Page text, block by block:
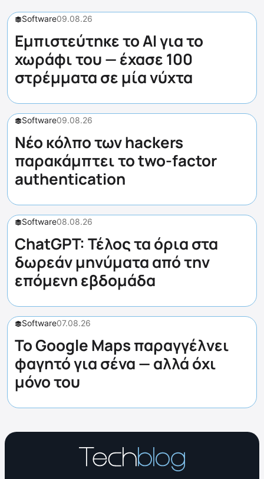
Software09.08.26
Εμπιστεύτηκε το AI για το
χωράφι του — έχασε 100
στρέμματα σε μία νύχτα
Software09.08.26
Νέο κόλπο των hackers
παρακάμπτει το two-factor
authentication
Software08.08.26
ChatGPT: Τέλος τα όρια στα
δωρεάν μηνύματα από την
επόμενη εβδομάδα
Software07.08.26
Το Google Maps παραγγέλνει
φαγητό για σένα — αλλά όχι
μόνο του